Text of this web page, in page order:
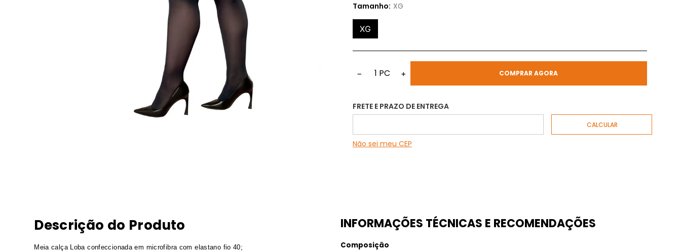
Tamanho: XG
XG
− 1 PC + COMPRAR AGORA
FRETE E PRAZO DE ENTREGA
Não sei meu CEP
Descrição do Produto
Meia calça Loba confeccionada em microfibra com elastano fio 40;
INFORMAÇÕES TÉCNICAS E RECOMENDAÇÕES
Composição